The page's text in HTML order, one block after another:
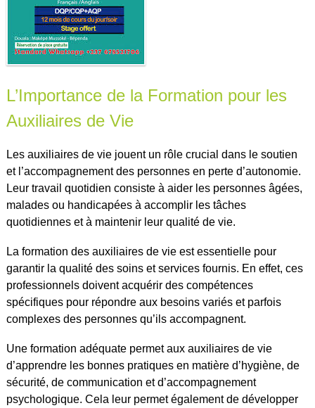
L’Importance de la Formation pour les
Auxiliaires de Vie
Les auxiliaires de vie jouent un rôle crucial dans le soutien
et l’accompagnement des personnes en perte d’autonomie.
Leur travail quotidien consiste à aider les personnes âgées,
malades ou handicapées à accomplir les tâches
quotidiennes et à maintenir leur qualité de vie.
La formation des auxiliaires de vie est essentielle pour
garantir la qualité des soins et services fournis. En effet, ces
professionnels doivent acquérir des compétences
spécifiques pour répondre aux besoins variés et parfois
complexes des personnes qu’ils accompagnent.
Une formation adéquate permet aux auxiliaires de vie
d’apprendre les bonnes pratiques en matière d’hygiène, de
sécurité, de communication et d’accompagnement
psychologique. Cela leur permet également de développer